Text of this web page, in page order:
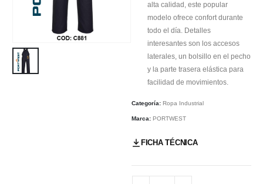
alta calidad, este popular
modelo ofrece confort durante
todo el día. Detalles
interesantes son los accesos
laterales, un bolsillo en el pecho
y la parte trasera elástica para
facilidad de movimientos.
Categoría: Ropa Industrial
Marca: PORTWEST
FICHA TÉCNICA